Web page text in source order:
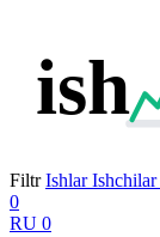
ish
Filtr Ishlar Ishchilar
0
RU 0